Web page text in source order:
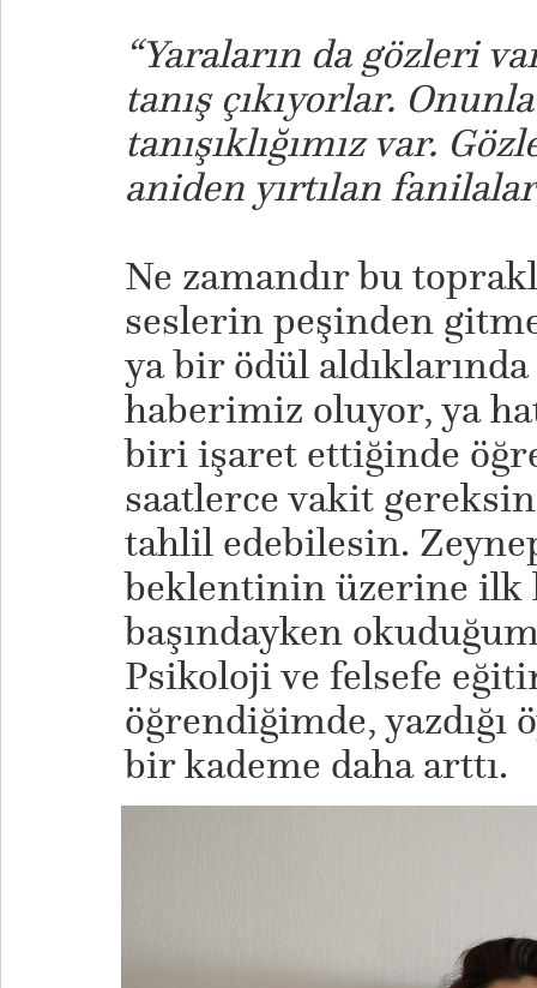
“Yaraların da gözleri
tanış çıkıyorlar.
tanışıklığımız var.
aniden yırtılan
Ne zamandır bu
seslerin peşinden
ya bir ödül
haberimiz oluyor, ya
biri işaret ettiğinde
saatlerce vakit
tahlil edebilesin.
beklentinin üzerine ilk
başındayken
Psikoloji ve felsefe
öğrendiğimde,
bir kademe daha arttı.